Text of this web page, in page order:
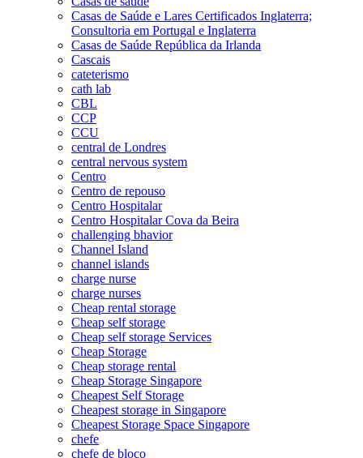
Casas de Saúde e Lares Certificados Inglaterra;
Consultoria em Portugal e Inglaterra
Casas de Saúde República da Irlanda
Cascais
cateterismo
cath lab
CBL
CCP
CCU
central de Londres
central nervous system
Centro
Centro de repouso
Centro Hospitalar
Centro Hospitalar Cova da Beira
challenging bhavior
Channel Island
channel islands
charge nurse
charge nurses
Cheap rental storage
Cheap self storage
Cheap self storage Services
Cheap Storage
Cheap storage rental
Cheap Storage Singapore
Cheapest Self Storage
Cheapest storage in Singapore
Cheapest Storage Space Singapore
chefe
chefe de bloco